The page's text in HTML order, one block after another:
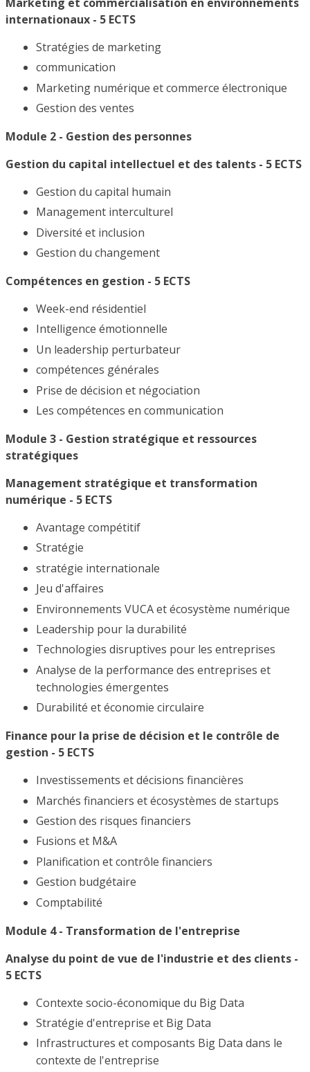
internationaux - 5 ECTS
Stratégies de marketing
communication
Marketing numérique et commerce électronique
Gestion des ventes
Module 2 - Gestion des personnes
Gestion du capital intellectuel et des talents - 5 ECTS
Gestion du capital humain
Management interculturel
Diversité et inclusion
Gestion du changement
Compétences en gestion - 5 ECTS
Week-end résidentiel
Intelligence émotionnelle
Un leadership perturbateur
compétences générales
Prise de décision et négociation
Les compétences en communication
Module 3 - Gestion stratégique et ressources
stratégiques
Management stratégique et transformation
numérique - 5 ECTS
Avantage compétitif
Stratégie
stratégie internationale
Jeu d'affaires
Environnements VUCA et écosystème numérique
Leadership pour la durabilité
Technologies disruptives pour les entreprises
Analyse de la performance des entreprises et
technologies émergentes
Durabilité et économie circulaire
Finance pour la prise de décision et le contrôle de
gestion - 5 ECTS
Investissements et décisions financières
Marchés financiers et écosystèmes de startups
Gestion des risques financiers
Fusions et M&A
Planification et contrôle financiers
Gestion budgétaire
Comptabilité
Module 4 - Transformation de l'entreprise
Analyse du point de vue de l'industrie et des clients -
5 ECTS
Contexte socio-économique du Big Data
Stratégie d'entreprise et Big Data
Infrastructures et composants Big Data dans le
contexte de l'entreprise